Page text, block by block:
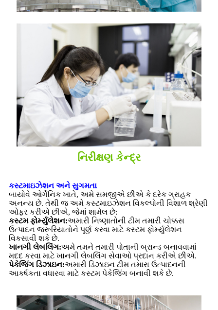
નિરીક્ષણ કેન્દ્ર
કસ્ટમાઇઝેશન અને સુગમતા
બાયોવે ઓર્ગેનિક ખાતે, અમે સમજીએ છીએ કે દરેક ગ્રાહક
અનન્ય છે. તેથી જ અમે કસ્ટમાઇઝેશન વિકલ્પોની વિશાળ શ્રેણી
ઓફર કરીએ છીએ, જેમાં શામેલ છે:
કસ્ટમ ફોર્મ્યુલેશન:અમારી નિષ્ણાતોની ટીમ તમારી ચોક્કસ
ઉત્પાદન જરૂરિયાતોને પૂર્ણ કરવા માટે કસ્ટમ ફોર્મ્યુલેશન
વિકસાવી શકે છે.
ખાનગી લેબલિંગ:અમે તમને તમારી પોતાની બ્રાન્ડ બનાવવામાં
મદદ કરવા માટે ખાનગી લેબલિંગ સેવાઓ પ્રદાન કરીએ છીએ.
પેકેજિંગ ડિઝાઇન:અમારી ડિઝાઇન ટીમ તમારા ઉત્પાદનની
આકર્ષકતા વધારવા માટે કસ્ટમ પેકેજિંગ બનાવી શકે છે.